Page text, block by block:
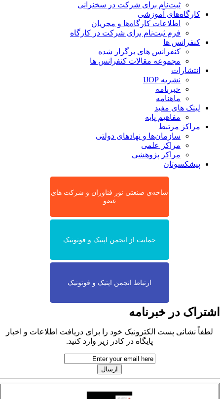
ثبت‌نام برای شرکت در سخنرانی
کارگاه‌های آموزشی
اطلاعات کارگاه‌ها و مجریان
فرم ثبت‌نام برای شرکت در کارگاه
کنفرانس ها
کنفرانس های برگزار شده
مجموعه مقالات کنفرانس ها
انتشارات
نشریه IJOP
خبرنامه
ماهنامه
لینک های مفید
مفاهیم پایه
مراکز مرتبط
سازمان‌ها و نهادهای دولتی
مراکز علمی
مراکز پژوهشی
پیشکسوتان
شاخه‌ی صنعتی نور فناوران و شرکت های
عضو
حمایت از انجمن اپتیک و فوتونیک
ارتباط انجمن اپتیک و فوتونیک
در خبرنامه
لطفاً نشانی پست الکترونیک خود را برای دریافت اطلاعات و اخبار
پایگاه در کادر زیر وارد کنید.